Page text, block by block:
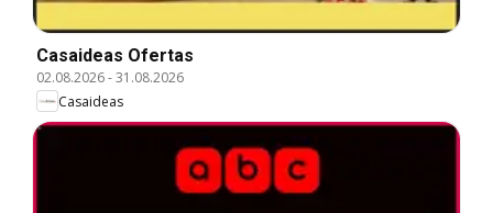
Casaideas Ofertas
02.08.2026-31.08.2026
Casaideas